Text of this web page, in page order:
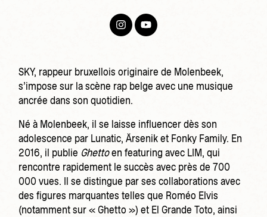
SKY, rappeur bruxellois originaire de Molenbeek,
s’impose sur la scène rap belge avec une musique
ancrée dans son quotidien.
Né à Molenbeek, il se laisse influencer dès son
adolescence par Lunatic, Ärsenik et Fonky Family. En
2016, il publie Ghettoen featuring avec LIM, qui
rencontre rapidement le succès avec près de 700
000 vues. Il se distingue par ses collaborations avec
des figures marquantes telles que Roméo Elvis
(notamment sur « Ghetto ») et El Grande Toto, ainsi